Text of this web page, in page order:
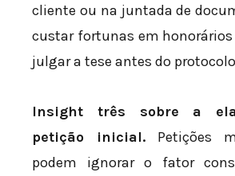
cliente ou na juntada de
custar fortunas em honorários
julgar a tese antes do
Insight três sobre a
petição inicial. Petições
podem ignorar o fator